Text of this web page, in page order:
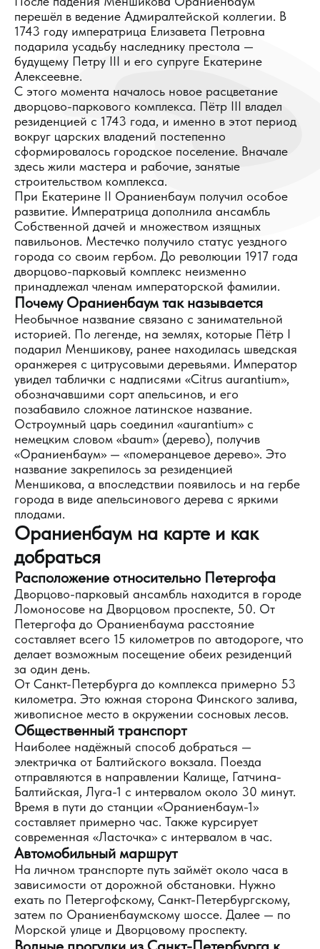
перешёл в ведение Адмиралтейской коллегии. В
1743 году императрица Елизавета Петровна
подарила усадьбу наследнику престола —
будущему Петру III и его супруге Екатерине
Алексеевне.
С этого момента началось новое расцветание
дворцово-паркового комплекса. Пётр III владел
резиденцией с 1743 года, и именно в этот период
вокруг царских владений постепенно
сформировалось городское поселение. Вначале
здесь жили мастера и рабочие, занятые
строительством комплекса.
При Екатерине II Ораниенбаум получил особое
развитие. Императрица дополнила ансамбль
Собственной дачей и множеством изящных
павильонов. Местечко получило статус уездного
города со своим гербом. До революции 1917 года
дворцово-парковый комплекс неизменно
принадлежал членам императорской фамилии.
Почему Ораниенбаум так называется
Необычное название связано с занимательной
историей. По легенде, на землях, которые Пётр I
подарил Меншикову, ранее находилась шведская
оранжерея с цитрусовыми деревьями. Император
увидел таблички с надписями «Citrus aurantium»,
обозначавшими сорт апельсинов, и его
позабавило сложное латинское название.
Остроумный царь соединил «aurantium» с
немецким словом «baum» (дерево), получив
«Ораниенбаум» — «померанцевое дерево». Это
название закрепилось за резиденцией
Меншикова, а впоследствии появилось и на гербе
города в виде апельсинового дерева с яркими
плодами.
Ораниенбаум на карте и как
добраться
Расположение относительно Петергофа
Дворцово-парковый ансамбль находится в городе
Ломоносове на Дворцовом проспекте, 50. От
Петергофа до Ораниенбаума расстояние
составляет всего 15 километров по автодороге, что
делает возможным посещение обеих резиденций
за один день.
От Санкт-Петербурга до комплекса примерно 53
километра. Это южная сторона Финского залива,
живописное место в окружении сосновых лесов.
Общественный транспорт
Наиболее надёжный способ добраться —
электричка от Балтийского вокзала. Поезда
отправляются в направлении Калище, Гатчина-
Балтийская, Луга-1 с интервалом около 30 минут.
Время в пути до станции «Ораниенбаум-1»
составляет примерно час. Также курсирует
современная «Ласточка» с интервалом в час.
Автомобильный маршрут
На личном транспорте путь займёт около часа в
зависимости от дорожной обстановки. Нужно
ехать по Петергофскому, Санкт-Петербургскому,
затем по Ораниенбаумскому шоссе. Далее — по
Морской улице и Дворцовому проспекту.